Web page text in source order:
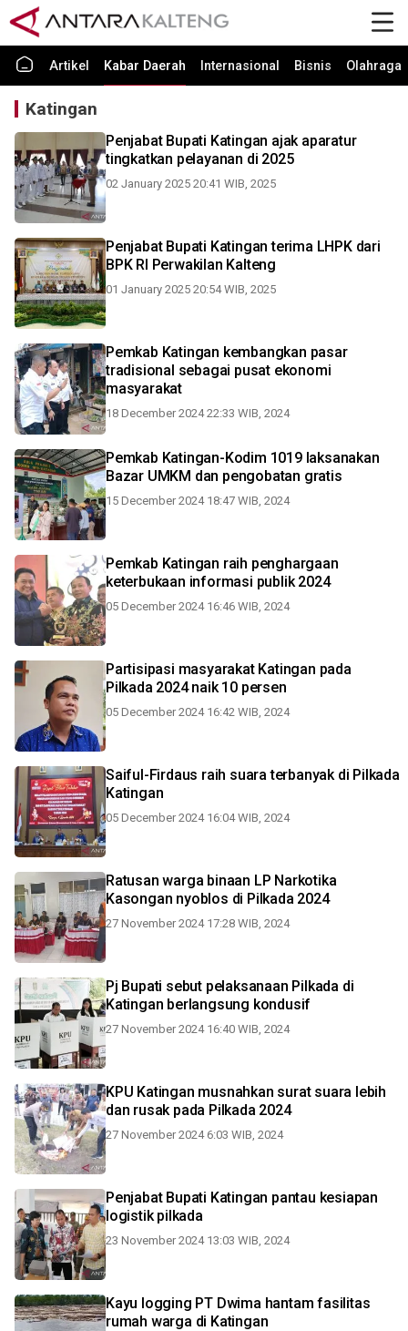
Artikel Kabar Daerah Internasional Bisnis Olahraga
Katingan
Penjabat Bupati Katingan ajak aparatur
tingkatkan pelayanan di 2025
02 January 2025 20:41 WIB, 2025
Penjabat Bupati Katingan terima LHPK dari
BPK RI Perwakilan Kalteng
01 January 2025 20:54 WIB, 2025
Pemkab Katingan kembangkan pasar
tradisional sebagai pusat ekonomi
masyarakat
18 December 2024 22:33 WIB, 2024
Pemkab Katingan-Kodim 1019 laksanakan
Bazar UMKM dan pengobatan gratis
15 December 2024 18:47 WIB, 2024
Pemkab Katingan raih penghargaan
keterbukaan informasi publik 2024
05 December 2024 16:46 WIB, 2024
Partisipasi masyarakat Katingan pada
Pilkada 2024 naik 10 persen
05 December 2024 16:42 WIB, 2024
Saiful-Firdaus raih suara terbanyak di Pilkada
Katingan
05 December 2024 16:04 WIB, 2024
Ratusan warga binaan LP Narkotika
Kasongan nyoblos di Pilkada 2024
27 November 2024 17:28 WIB, 2024
Pj Bupati sebut pelaksanaan Pilkada di
Katingan berlangsung kondusif
27 November 2024 16:40 WIB, 2024
KPU Katingan musnahkan surat suara lebih
dan rusak pada Pilkada 2024
27 November 2024 6:03 WIB, 2024
Penjabat Bupati Katingan pantau kesiapan
logistik pilkada
23 November 2024 13:03 WIB, 2024
Kayu logging PT Dwima hantam fasilitas
rumah warga di Katingan